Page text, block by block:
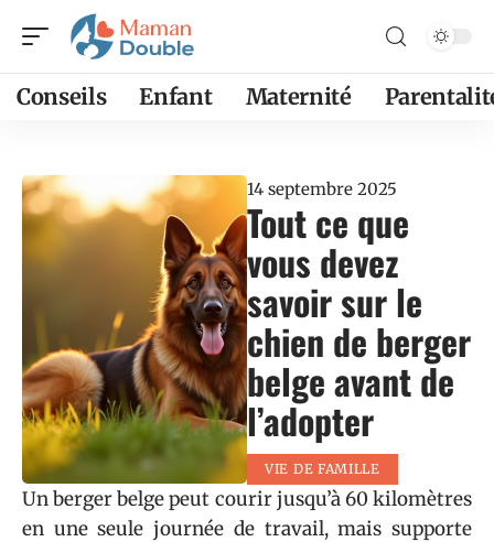
Conseils Enfant Maternité
14 septembre 2025
Tout ce que
vous devez
savoir sur le
chien de berger
belge avant de
l’adopter
VIE DE FAMILLE
Un berger belge peut courir jusqu’à 60 kilomètres
en une seule journée de travail, mais supporte